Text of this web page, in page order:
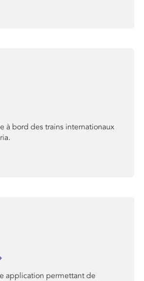
à bord des trains internationaux
application permettant de